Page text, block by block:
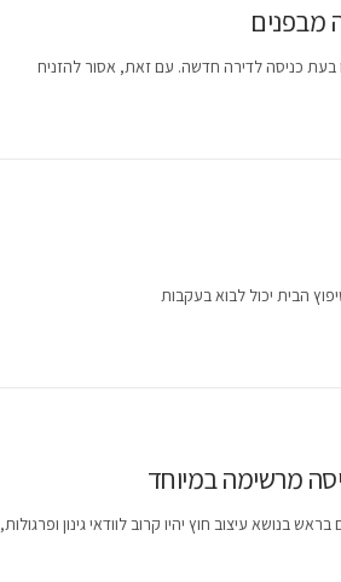
מבפנים
כניסה לדירה חדשה. עם זאת, אסור להזניח
הבית יכול לבוא בעקבות
עיצוב חוץ יהיו קרוב לוודאי גינון ופרגולות,